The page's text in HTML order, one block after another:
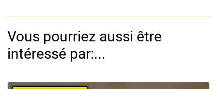
Vous pourriez aussi être
intéressé par:...